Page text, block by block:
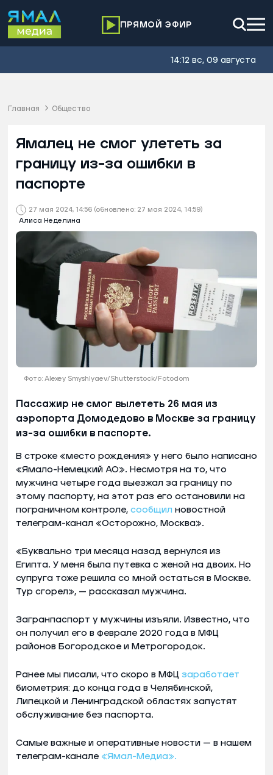
ПРЯМОЙ ЭФИР
14:12 вс, 09 августа
Главная Общество
27 мая 2024, 14:56 (обновлено: 27 мая 2024, 14:59)
Алиса Неделина
Ямалец не смог улететь за
границу из-за ошибки в
паспорте
Фото: Alexey Smyshlyaev/Shutterstock/Fotodom
Пассажир не смог вылететь 26 мая из
аэропорта Домодедово в Москве за границу
из-за ошибки в паспорте.
В строке «место рождения» у него было написано
«Ямало-Немецкий АО». Несмотря на то, что
мужчина четыре года выезжал за границу по
этому паспорту, на этот раз его остановили на
пограничном контроле, сообщил новостной
телеграм-канал «Осторожно, Москва».
«Буквально три месяца назад вернулся из
Египта. У меня была путевка с женой на двоих. Но
супруга тоже решила со мной остаться в Москве.
Тур сгорел», — рассказал мужчина.
Загранпаспорт у мужчины изъяли. Известно, что
он получил его в феврале 2020 года в МФЦ
районов Богородское и Метрогородок.
Ранее мы писали, что скоро в МФЦ заработает
биометрия: до конца года в Челябинской,
Липецкой и Ленинградской областях запустят
обслуживание без паспорта.
Самые важные и оперативные новости — в нашем
телеграм-канале «Ямал-Медиа».